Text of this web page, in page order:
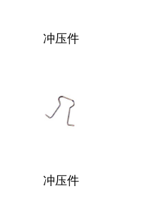
冲压件
冲压件